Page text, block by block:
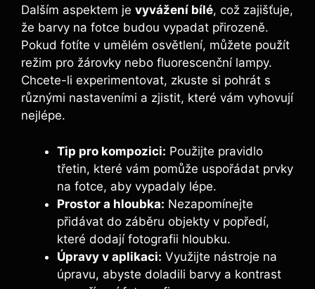
Dalším aspektem je vyvážení bílé, což zajišťuje,
že barvy na fotce budou vypadat přirozeně.
Pokud fotíte v umělém osvětlení, můžete použít
režim pro žárovky nebo fluorescenční lampy.
Chcete-li experimentovat, zkuste si pohrát s
různými nastaveními a zjistit, které vám vyhovují
nejlépe.
Tip pro kompozici: Použijte pravidlo
třetin, které vám pomůže uspořádat prvky
na fotce, aby vypadaly lépe.
Prostor a hloubka: Nezapomínejte
přidávat do záběru objekty v popředí,
které dodají fotografii hloubku.
Úpravy v aplikaci: Využijte nástroje na
úpravu, abyste doladili barvy a kontrast